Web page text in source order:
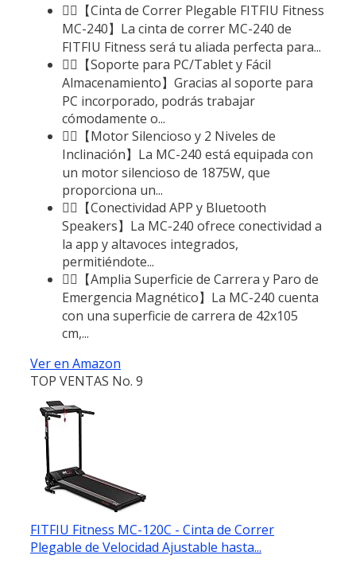
🏃‍♂️【Cinta de Correr Plegable FITFIU Fitness
MC-240】La cinta de correr MC-240 de
FITFIU Fitness será tu aliada perfecta para...
🏃‍♂️【Soporte para PC/Tablet y Fácil
Almacenamiento】Gracias al soporte para
PC incorporado, podrás trabajar
cómodamente o...
🏃‍♂️【Motor Silencioso y 2 Niveles de
Inclinación】La MC-240 está equipada con
un motor silencioso de 1875W, que
proporciona un...
🏃‍♂️【Conectividad APP y Bluetooth
Speakers】La MC-240 ofrece conectividad a
la app y altavoces integrados,
permitiéndote...
🏃‍♂️【Amplia Superficie de Carrera y Paro de
Emergencia Magnético】La MC-240 cuenta
con una superficie de carrera de 42x105
cm,...
Ver en Amazon
TOP VENTAS No. 9
FITFIU Fitness MC-120C - Cinta de Correr
Plegable de Velocidad Ajustable hasta...